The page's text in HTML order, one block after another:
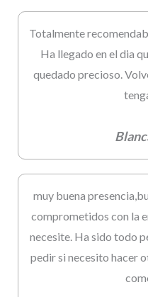
Totalmente
Ha llegado en el dia
quedado precioso.
muy buena
comprometidos con la
necesite. Ha sido todo
pedir si necesito hacer